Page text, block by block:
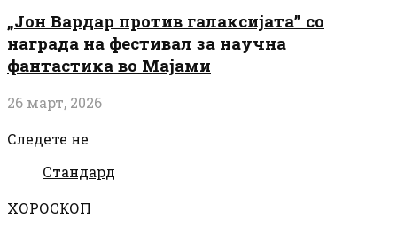
„Јон Вардар против галаксијата” со
награда на фестивал за научна
фантастика во Мајами
26 март, 2026
Следете не
Стандард
ХОРОСКОП